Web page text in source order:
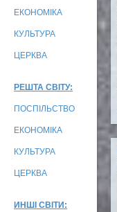
ЕКОНОМІКА
КУЛЬТУРА
ЦЕРКВА
РЕШТА СВІТУ:
ПОСПІЛЬСТВО
ЕКОНОМІКА
КУЛЬТУРА
ЦЕРКВА
ИНШІ СВІТИ: